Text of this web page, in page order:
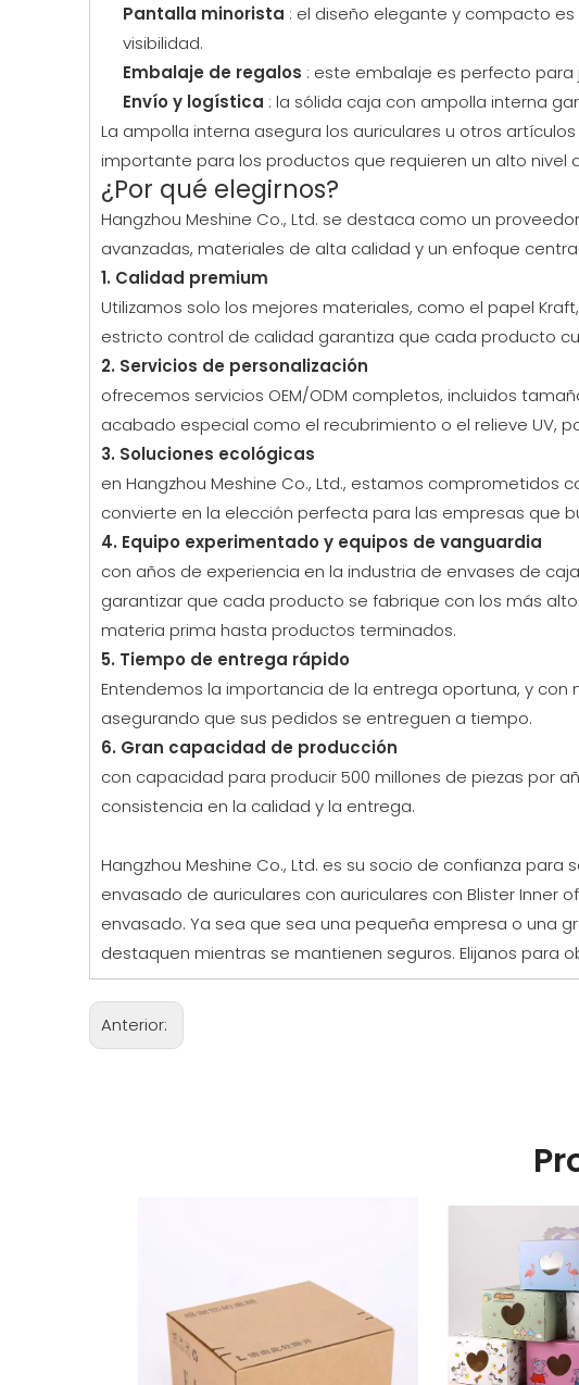
Pantalla minorista : el diseño elegante y compacto
visibilidad.
Embalaje de regalos : este embalaje es perfecto
Envío y logística : la sólida caja con ampolla interna
La ampolla interna asegura los auriculares u otros
importante para los productos que requieren un alto
¿Por qué elegirnos?
Hangzhou Meshine Co., Ltd. se destaca como un
avanzadas, materiales de alta calidad y un enfoque
1. Calidad premium
Utilizamos solo los mejores materiales, como el papel
estricto control de calidad garantiza que cada producto
2. Servicios de personalización
ofrecemos servicios OEM/ODM completos, incluidos
acabado especial como el recubrimiento o el relieve UV,
3. Soluciones ecológicas
en Hangzhou Meshine Co., Ltd., estamos
convierte en la elección perfecta para las empresas que
4. Equipo experimentado y equipos de vanguardia
con años de experiencia en la industria de envases de
garantizar que cada producto se fabrique con los más
materia prima hasta productos terminados.
5. Tiempo de entrega rápido
Entendemos la importancia de la entrega oportuna, y
asegurando que sus pedidos se entreguen a tiempo.
6. Gran capacidad de producción
con capacidad para producir 500 millones de piezas por
consistencia en la calidad y la entrega.
Hangzhou Meshine Co., Ltd. es su socio de confianza
envasado de auriculares con auriculares con Blister
envasado. Ya sea que sea una pequeña empresa o una
destaquen mientras se mantienen seguros. Elijanos para
Anterior: